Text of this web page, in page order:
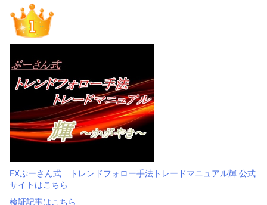
FXぷーさん式 トレンドフォロー手法トレードマニュアル輝 公式
サイトはこちら
検証記事はこちら